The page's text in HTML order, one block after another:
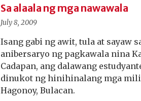
Sa alaala ng mga nawawala
July 8, 2009
Isang gabi ng awit, tula at sayaw
anibersaryo ng pagkawala nina
Cadapan, ang dalawang
dinukot ng hinihinalang mga
Hagonoy, Bulacan.